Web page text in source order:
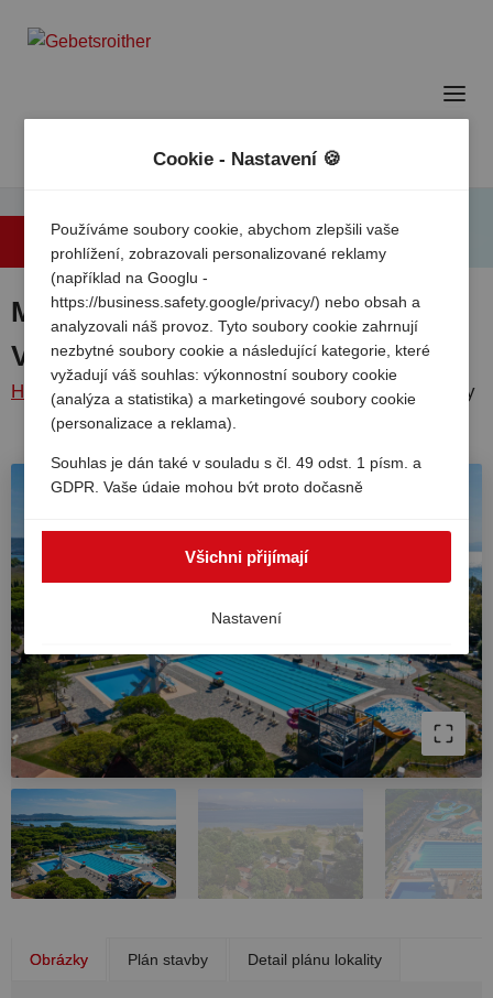
Marina Julia Family Camping
Village
Home / Italie / Severni
italie /
Monfalcone / Marina julia family
Obrázky Plán stavby Detail plánu lokality
Cookie - Nastavení 🍪
Používáme soubory cookie, abychom zlepšili vaše
prohlížení, zobrazovali personalizované reklamy
(například na Googlu -
https://business.safety.google/privacy/) nebo obsah a
analyzovali náš provoz. Tyto soubory cookie zahrnují
nezbytné soubory cookie a následující kategorie, které
vyžadují váš souhlas: výkonnostní soubory cookie
(analýza a statistika) a marketingové soubory cookie
(personalizace a reklama).
Souhlas je dán také v souladu s čl. 49 odst. 1 písm. a
GDPR. Vaše údaje mohou být proto dočasně
případě nelze zcela zaručit vysokou úroveň ochrany
osobních údajů v Evropě a existuje riziko, že americké
úřady zpracovávají údaje pro účely kontroly a dohledu,
Nastavení
Všichni přijímají